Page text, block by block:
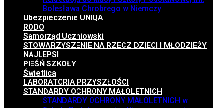
Bolesława Chrobrego w Niemczy
Ubezpieczenie UNIQA
RODO
Samorząd Uczniowski
STOWARZYSZENIE NA RZECZ DZIECI I MŁODZIEŻY
NAJLEPSI
PIEŚŃ SZKOŁY
Świetlica
LABORATORIA PRZYSZŁOŚCI
STANDARDY OCHRONY MAŁOLETNICH
STANDARDY OCHRONY MAŁOLETNICH w